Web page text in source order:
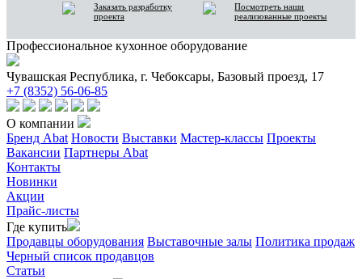
Заказать разработку
проекта
Посмотреть наши
реализованные проекты
Профессиональное кухонное оборудование
Чувашская Республика, г. Чебоксары, Базовый проезд, 17
+7 (8352) 56-06-85
О компании
Бренд Abat Новости Выставки Мастер-классы Проекты
Вакансии Партнеры Abat
Контакты
Новинки
Акции
Прайс-листы
Где купить
Продавцы оборудования Выставочные залы Политика продаж
Черный список продавцов
Статьи